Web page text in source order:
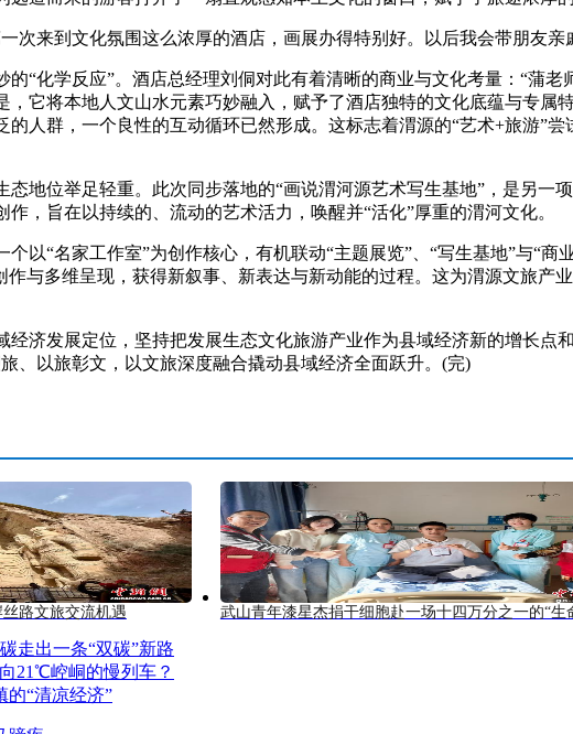
来到文化氛围这么浓厚的酒店，画展办得特别好。以后我会带朋友亲
化学反应”。酒店总经理刘侗对此有着清晰的商业与文化考量：“蒲老
它将本地人文山水元素巧妙融入，赋予了酒店独特的文化底蕴与专
的人群，一个良性的互动循环已然形成。这标志着渭源的“艺术+旅游”
位举足轻重。此次同步落地的“画说渭河源艺术写生基地”，是另一
，旨在以持续的、流动的艺术活力，唤醒并“活化”厚重的渭河文化。
“名家工作室”为创作核心，有机联动“主题展览”、“写生基地”与“商
与多维呈现，获得新叙事、新表达与新动能的过程。这为渭源文旅产
发展定位，坚持把发展生态文化旅游产业作为县域经济新的增长点
、以旅彰文，以文旅深度融合撬动县域经济全面跃升。(完)
路文旅交流机遇 武山青年漆星杰捐干细胞赴一场十四万分之一的“生
走出一条“双碳”新路
21℃崆峒的慢列车？
的“清凉经济”